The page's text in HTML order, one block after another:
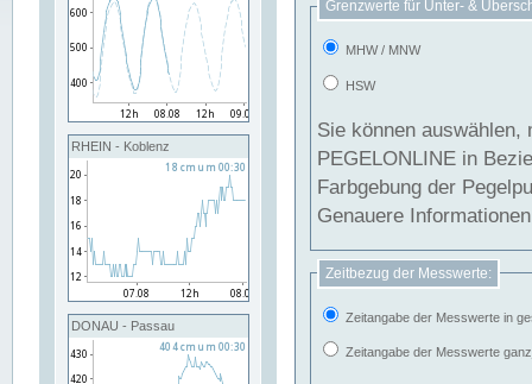
RHEIN - Koblenz
DONAU - Passau
Grenzwerte für Unter- &
MHW / MNW
HSW
Sie können
PEGELONLINE in Beziehung
Farbgebung der
Genauere
Zeitbezug der Messwerte:
Zeitangabe der Messwerte in
Zeitangabe der Messwerte